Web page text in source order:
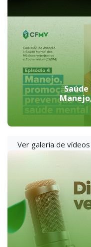
Saúde
Ver galeria de vídeos